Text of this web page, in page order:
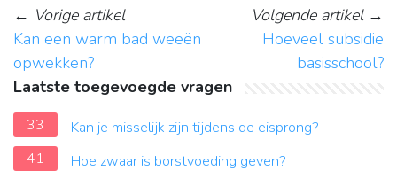
← Vorige artikel
Kan een warm bad weeën
opwekken?
Volgende artikel→
Hoeveel subsidie
basisschool?
Laatste toegevoegde vragen
33
Kan je misselijk zijn tijdens de eisprong?
41
Hoe zwaar is borstvoeding geven?